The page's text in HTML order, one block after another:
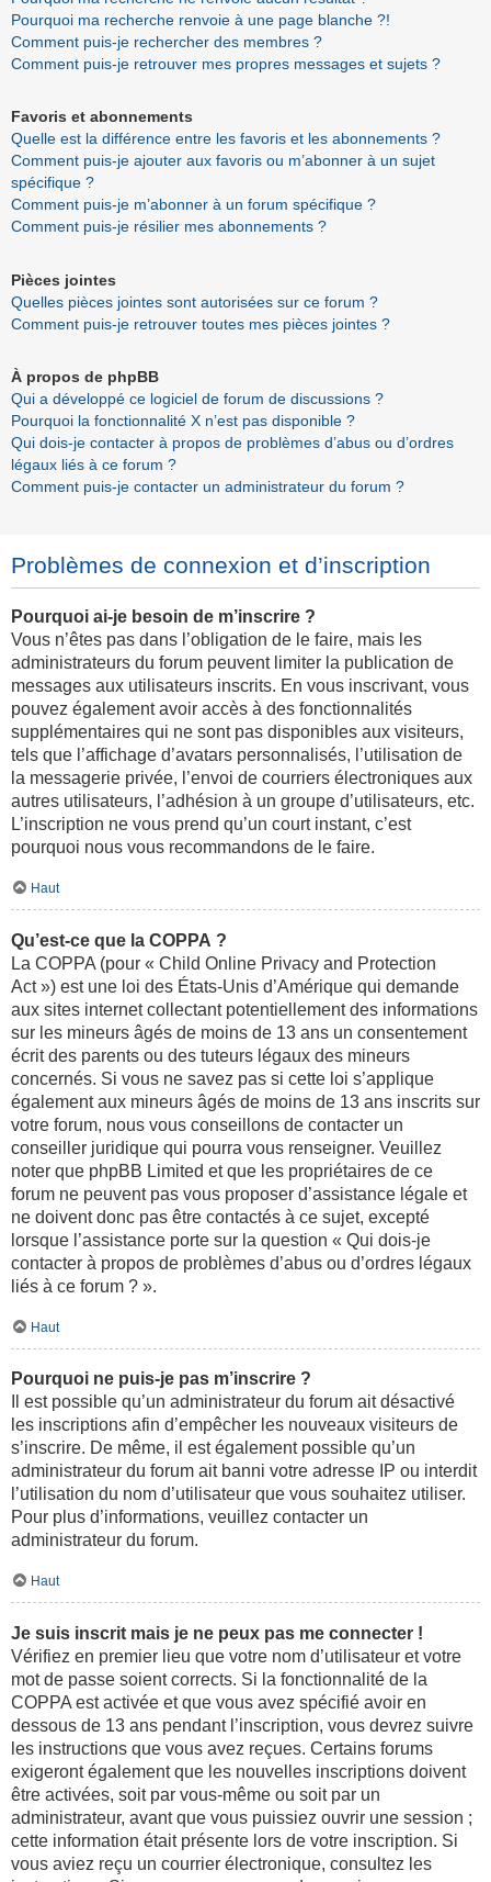
Pourquoi ma recherche renvoie à une page blanche ?!
Comment puis-je rechercher des membres ?
Comment puis-je retrouver mes propres messages et sujets ?
Favoris et abonnements
Quelle est la différence entre les favoris et les abonnements ?
Comment puis-je ajouter aux favoris ou m’abonner à un sujet
spécifique ?
Comment puis-je m’abonner à un forum spécifique ?
Comment puis-je résilier mes abonnements ?
Pièces jointes
Quelles pièces jointes sont autorisées sur ce forum ?
Comment puis-je retrouver toutes mes pièces jointes ?
À propos de phpBB
Qui a développé ce logiciel de forum de discussions ?
Pourquoi la fonctionnalité X n’est pas disponible ?
Qui dois-je contacter à propos de problèmes d’abus ou d’ordres
légaux liés à ce forum ?
Comment puis-je contacter un administrateur du forum ?
Problèmes de connexion et d’inscription
Pourquoi ai-je besoin de m’inscrire ?
Vous n’êtes pas dans l’obligation de le faire, mais les
administrateurs du forum peuvent limiter la publication de
messages aux utilisateurs inscrits. En vous inscrivant, vous
pouvez également avoir accès à des fonctionnalités
supplémentaires qui ne sont pas disponibles aux visiteurs,
tels que l’affichage d’avatars personnalisés, l’utilisation de
la messagerie privée, l’envoi de courriers électroniques aux
autres utilisateurs, l’adhésion à un groupe d’utilisateurs, etc.
L’inscription ne vous prend qu’un court instant, c’est
pourquoi nous vous recommandons de le faire.
Haut
Qu’est-ce que la COPPA ?
La COPPA (pour « Child Online Privacy and Protection
Act ») est une loi des États-Unis d’Amérique qui demande
aux sites internet collectant potentiellement des informations
sur les mineurs âgés de moins de 13 ans un consentement
écrit des parents ou des tuteurs légaux des mineurs
concernés. Si vous ne savez pas si cette loi s’applique
également aux mineurs âgés de moins de 13 ans inscrits sur
votre forum, nous vous conseillons de contacter un
conseiller juridique qui pourra vous renseigner. Veuillez
noter que phpBB Limited et que les propriétaires de ce
forum ne peuvent pas vous proposer d’assistance légale et
ne doivent donc pas être contactés à ce sujet, excepté
lorsque l’assistance porte sur la question « Qui dois-je
contacter à propos de problèmes d’abus ou d’ordres légaux
liés à ce forum ? ».
Haut
Pourquoi ne puis-je pas m’inscrire ?
Il est possible qu’un administrateur du forum ait désactivé
les inscriptions afin d’empêcher les nouveaux visiteurs de
s’inscrire. De même, il est également possible qu’un
administrateur du forum ait banni votre adresse IP ou interdit
l’utilisation du nom d’utilisateur que vous souhaitez utiliser.
Pour plus d’informations, veuillez contacter un
administrateur du forum.
Haut
Je suis inscrit mais je ne peux pas me connecter !
Vérifiez en premier lieu que votre nom d’utilisateur et votre
mot de passe soient corrects. Si la fonctionnalité de la
COPPA est activée et que vous avez spécifié avoir en
dessous de 13 ans pendant l’inscription, vous devrez suivre
les instructions que vous avez reçues. Certains forums
exigeront également que les nouvelles inscriptions doivent
être activées, soit par vous-même ou soit par un
administrateur, avant que vous puissiez ouvrir une session ;
cette information était présente lors de votre inscription. Si
vous aviez reçu un courrier électronique, consultez les